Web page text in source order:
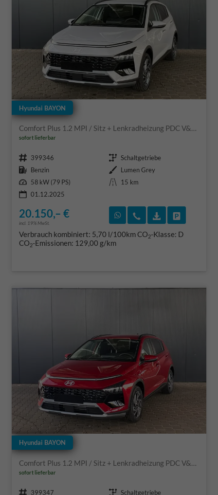
Hyundai BAYON
Comfort Plus 1.2 MPI / Sitz + Lenkradheizung PDC V&H Kamera LED Tempomat Keyless Alu 16"
sofort lieferbar
Fahrzeugnr. 399346 Getriebe Schaltgetriebe
Kraftstoff Benzin Außenfarbe Lumen Grey
Leistung 58 kW (79 PS) Kilometerstand
15 km
01.12.2025
20.150,– €
incl. 19% MwSt.
Rückruf vereinbaren
Wir rufen Sie an
Verbrauch kombiniert: 5,70 l/100kmCO2-Klasse: D
CO2-Emissionen: 129,00 g/km
Hyundai BAYON
Comfort Plus 1.2 MPI / Sitz + Lenkradheizung PDC V&H Kamera LED Tempomat Keyless Alu 16"
sofort lieferbar
Fahrzeugnr. 399347 Getriebe Schaltgetriebe